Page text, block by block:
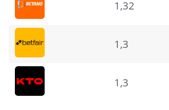
1,32
1,3
1,3